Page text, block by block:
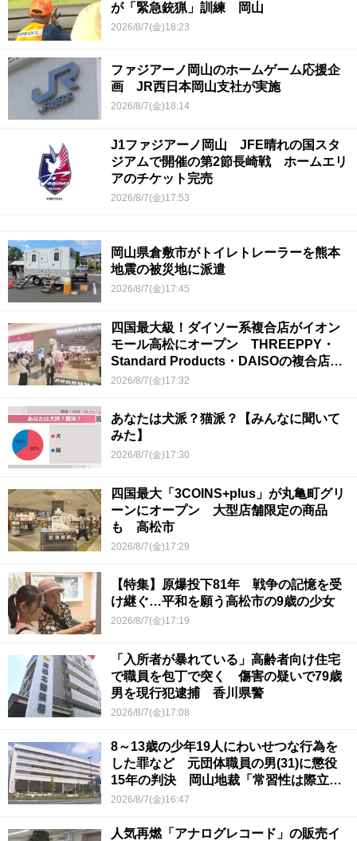
が「緊急銃猟」訓練 岡山
2026/8/7(金)18:23
ファジアーノ岡山のホームゲーム応援企
画 JR西日本岡山支社が実施
2026/8/7(金)18:14
J1ファジアーノ岡山 JFE晴れの国スタ
ジアムで開催の第2節長崎戦 ホームエリ
アのチケット完売
2026/8/7(金)17:53
岡山県倉敷市がトイレトレーラーを熊本
地震の被災地に派遣
2026/8/7(金)17:45
四国最大級！ダイソー系複合店がイオン
モール高松にオープン THREEPPY・
Standard Products・DAISOの複合店は
香川県初
2026/8/7(金)17:32
あなたは犬派？猫派？【みんなに聞いて
みた】
2026/8/7(金)17:30
四国最大「3COINS+plus」が丸亀町グリ
ーンにオープン 大型店舗限定の商品
も 高松市
2026/8/7(金)17:29
【特集】原爆投下81年 戦争の記憶を受
け継ぐ…平和を願う高松市の9歳の少女
2026/8/7(金)17:19
「入所者が暴れている」高齢者向け住宅
で職員を包丁で突く 傷害の疑いで79歳
男を現行犯逮捕 香川県警
2026/8/7(金)17:08
8～13歳の少年19人にわいせつな行為を
した罪など 元団体職員の男(31)に懲役
15年の判決 岡山地裁「常習性は際立っ
ていて被害結果も非常に重い」
2026/8/7(金)16:47
人気再燃「アナログレコード」の販売イ